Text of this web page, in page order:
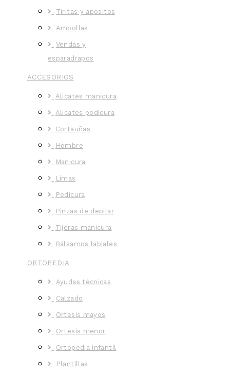
Tiritas y apositos
Ampollas
Vendas y
esparadrapos
ACCESORIOS
Alicates manicura
Alicates pedicura
Cortauñas
Hombre
Manicura
Limas
Pedicura
Pinzas de depilar
Tijeras manicura
Bálsamos labiales
ORTOPEDIA
Ayudas técnicas
Calzado
Ortesis mayos
Ortesis menor
Ortopedia infantil
Plantillas